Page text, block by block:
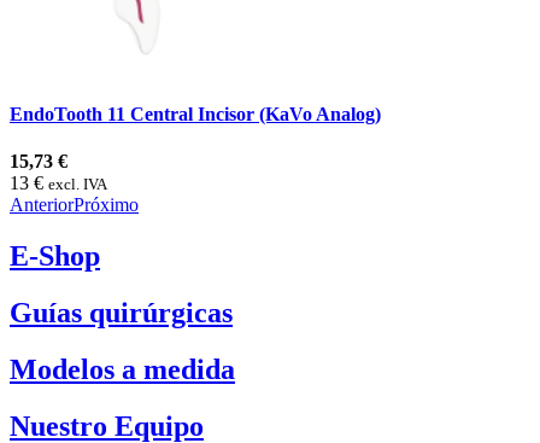
EndoTooth 11 Central Incisor (KaVo Analog)
15,73 €
13 € excl. IVA
AnteriorPróximo
E-Shop
Guías quirúrgicas
Modelos a medida
Nuestro Equipo